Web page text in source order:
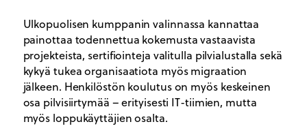
Ulkopuolisen kumppanin valinnassa kannattaa
painottaa todennettua kokemusta vastaavista
projekteista, sertifiointeja valitulla pilvialustalla sekä
kykyä tukea organisaatiota myös migraation
jälkeen. Henkilöstön koulutus on myös keskeinen
osa pilvisiirtymää – erityisesti IT-tiimien, mutta
myös loppukäyttäjien osalta.